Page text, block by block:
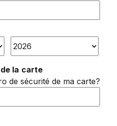
la carte
de sécurité de ma carte?